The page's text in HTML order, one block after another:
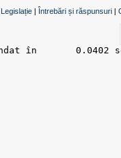
Legislație | Întrebări și răspunsuri |
randat în